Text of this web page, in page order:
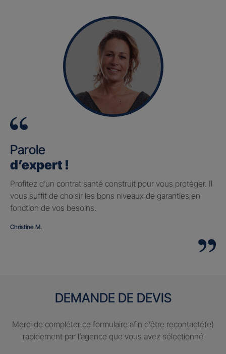
Parole
d’expert !
Profitez d’un contrat santé construit pour vous protéger. Il
vous suffit de choisir les bons niveaux de garanties en
fonction de vos besoins.
Christine M.
DEMANDE DE DEVIS
Merci de compléter ce formulaire afin d’être recontacté(e)
rapidement par l’agence que vous avez sélectionné